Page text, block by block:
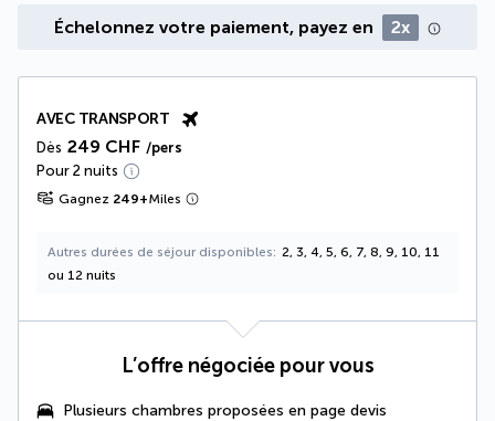
Échelonnez votre paiement, payez en 2x
AVEC TRANSPORT
Dès 249 CHF /pers
Pour 2 nuits
Gagnez 249+Miles
Autres durées de séjour disponibles
2, 3, 4, 5, 6, 7, 8, 9, 10, 11
ou 12 nuits
L’offre négociée pour vous
Plusieurs chambres proposées en page devis